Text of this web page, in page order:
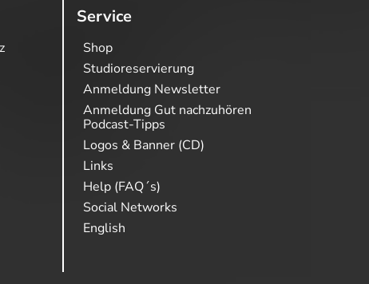
Service
Shop
Studioreservierung
Anmeldung Newsletter
Anmeldung Gut nachzuhören
Podcast-Tipps
Logos & Banner (CD)
Links
Help (FAQ´s)
Social Networks
English